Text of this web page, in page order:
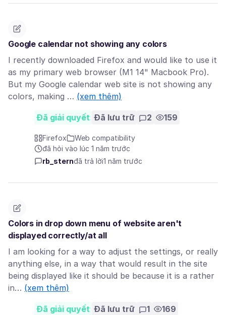
Google calendar not showing any colors
I recently downloaded Firefox and would like to use it
as my primary web browser (M1 14" Macbook Pro).
But my Google calendar web site is not showing any
colors, making … (xem thêm)
Đã giải quyết Đã lưu trữ 2 159
Firefox
Web compatibility
đã hỏi vào lúc 1 năm trước
rb_sternđã trả lời1 năm trước
Colors in drop down menu of website aren't
displayed correctly/at all
I am looking for a way to adjust the settings, or really
anything else, in a way that would result in the site
being displayed like it should be because it is a rather
in… (xem thêm)
Đã giải quyết Đã lưu trữ 1 169